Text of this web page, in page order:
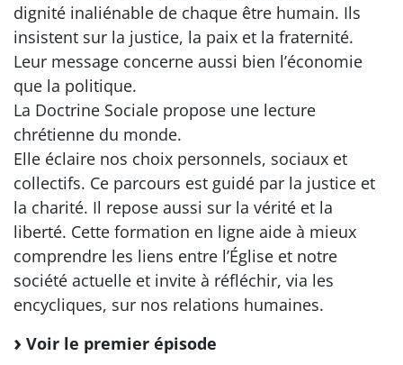
dignité inaliénable de chaque être humain. Ils
insistent sur la justice, la paix et la fraternité.
Leur message concerne aussi bien l’économie
que la politique.
La Doctrine Sociale propose une lecture
chrétienne du monde.
Elle éclaire nos choix personnels, sociaux et
collectifs. Ce parcours est guidé par la justice et
la charité. Il repose aussi sur la vérité et la
liberté. Cette formation en ligne aide à mieux
comprendre les liens entre l’Église et notre
société actuelle et invite à réfléchir, via les
encycliques, sur nos relations humaines.
Voir le premier épisode